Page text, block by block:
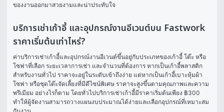
ของงานออกมาสวยงามและน่าประทับใจ
บริการเช่าเก้าอี้ และอุปกรณ์งานอีเวนต์บน Fastwork
ราคาเริ่มต้นเท่าไหร่?
ค่าบริการเช่าเก้าอี้และอุปกรณ์งานอีเวนต์ขึ้นอยู่กับประเภทของเก้าอี้ โต๊ะ หรือ
โซฟาที่เลือก ระยะเวลาการเช่า และจำนวนที่ต้องการ หากเป็นเก้าอี้พลาสติก
สำหรับงานทั่วไป ราคาจะอยู่ในระดับเข้าถึงง่าย แต่หากเป็นเก้าอี้เบาะหุ้มผ้า
โซฟา หรือชุดโต๊ะจัดเลี้ยงที่มีดีไซน์พิเศษ ราคาจะสูงขึ้นตามคุณภาพและความ
พรีเมียม อย่างไรก็ตาม โดยทั่วไปบริการเช่าเก้าอี้มีราคาเริ่มต้นเพียง ฿300
ทำให้ผู้จัดงานสามารถวางแผนงบประมาณได้ง่ายและเลือกอุปกรณ์ที่เหมาะสม